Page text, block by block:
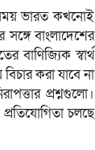
সময় ভারত কখনোই
বাংলাদেশের
বাণিজ্যিক স্বার্থ
করা যাবে না
প্রশ্নগুলো।
চলছে